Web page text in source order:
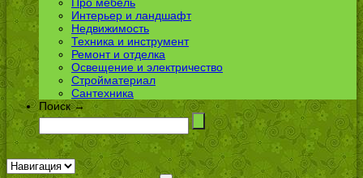
Интерьер и ландшафт
Недвижимость
Техника и инструмент
Ремонт и отделка
Освещение и электричество
Стройматериал
Сантехника
Поиск →